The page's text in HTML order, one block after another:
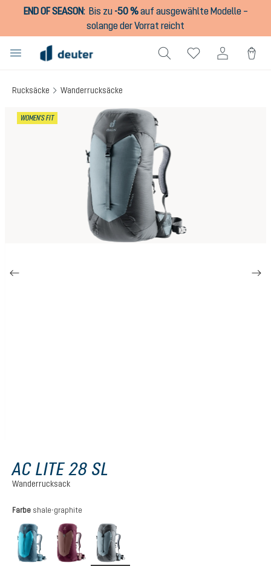
springen
END OF SEASON: Bis zu -50 %auf ausgewählte Modelle –
solange der Vorrat reicht
Rucksäcke Wanderrucksäcke
WOMEN'S FIT
Bildergalerie überspringen
AC LITE 28 SL
Wanderrucksack
Farbeauswählen
shale-graphite
lagoon-atlanticashrose-cassis